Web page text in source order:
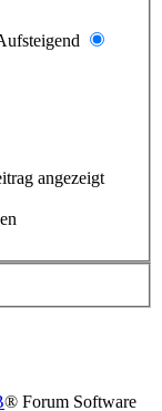
angezeigt
® Forum Software